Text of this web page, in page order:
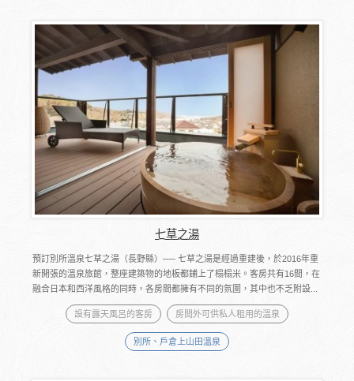
七草之湯
預訂別所溫泉七草之湯（長野縣）── 七草之湯是經過重建後，於2016年重
新開張的溫泉旅館，整座建築物的地板都鋪上了榻榻米。客房共有16間，在
融合日本和西洋風格的同時，各房間都擁有不同的氛圍，其中也不乏附設...
設有露天風呂的客房 房間外可供私人租用的溫泉
別所、戶倉上山田溫泉